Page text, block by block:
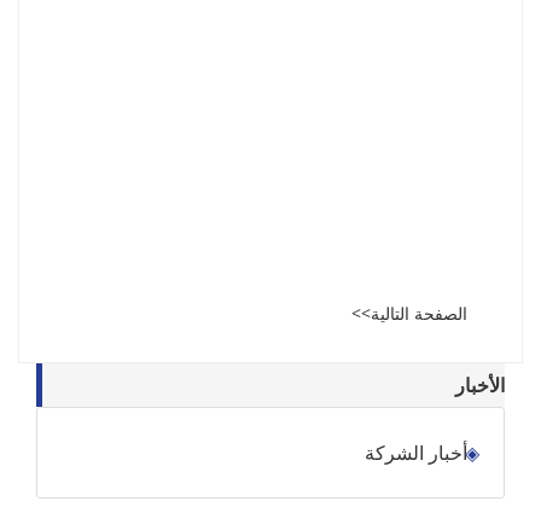
الصفحة التالية>>
الأخبار
أخبار الشركة